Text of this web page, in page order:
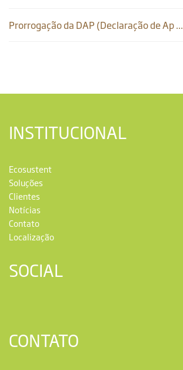
Prorrogação da DAP (Declaração de Ap ...
INSTITUCIONAL
Ecosustent
Soluções
Clientes
Notícias
Contato
Localização
SOCIAL
CONTATO